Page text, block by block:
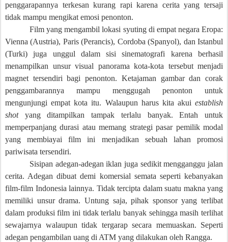
penggarapannya terkesan kurang rapi karena cerita yang tersaji
tidak mampu mengikat emosi penonton.
Film yang mengambil lokasi syuting di empat negara Eropa:
Vienna (Austria), Paris (Perancis), Cordoba (Spanyol), dan Istanbul
(Turki) juga unggul dalam sisi sinematografi karena berhasil
menampilkan unsur visual panorama kota-kota tersebut menjadi
magnet tersendiri bagi penonton. Ketajaman gambar dan corak
penggambarannya mampu menggugah penonton untuk
mengunjungi empat kota itu. Walaupun harus kita akui establish
shotyang ditampilkan tampak terlalu banyak. Entah untuk
memperpanjang durasi atau memang strategi pasar pemilik modal
yang membiayai film ini menjadikan sebuah lahan promosi
pariwisata tersendiri.
Sisipan adegan-adegan iklan juga sedikit mengganggu jalan
cerita. Adegan dibuat demi komersial semata seperti kebanyakan
film-film Indonesia lainnya. Tidak tercipta dalam suatu makna yang
memiliki unsur drama. Untung saja, pihak sponsor yang terlibat
dalam produksi film ini tidak terlalu banyak sehingga masih terlihat
sewajarnya walaupun tidak tergarap secara memuaskan. Seperti
adegan pengambilan uang di ATM yang dilakukan oleh Rangga.